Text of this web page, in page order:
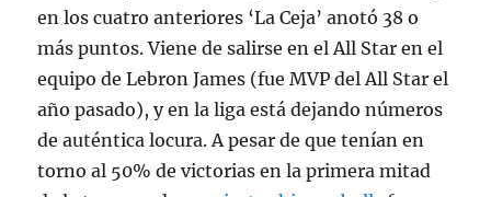
en los cuatro anteriores ‘La Ceja’ anotó 38 o
más puntos. Viene de salirse en el All Star en el
equipo de Lebron James (fue MVP del All Star el
año pasado), y en la liga está dejando números
de auténtica locura. A pesar de que tenían en
torno al 50% de victorias en la primera mitad